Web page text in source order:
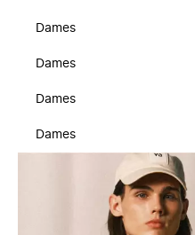
Dames
Dames
Dames
Dames